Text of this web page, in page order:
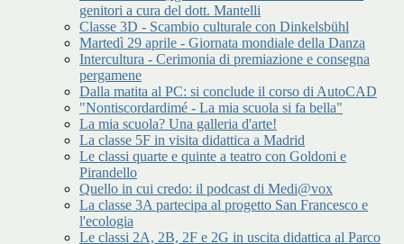
genitori a cura del dott. Mantelli
Classe 3D - Scambio culturale con Dinkelsbühl
Martedì 29 aprile - Giornata mondiale della Danza
Intercultura - Cerimonia di premiazione e consegna
pergamene
Dalla matita al PC: si conclude il corso di AutoCAD
"Nontiscordardimé - La mia scuola si fa bella"
La mia scuola? Una galleria d'arte!
La classe 5F in visita didattica a Madrid
Le classi quarte e quinte a teatro con Goldoni e
Pirandello
Quello in cui credo: il podcast di Medi@vox
La classe 3A partecipa al progetto San Francesco e
l'ecologia
Le classi 2A, 2B, 2F e 2G in uscita didattica al Parco